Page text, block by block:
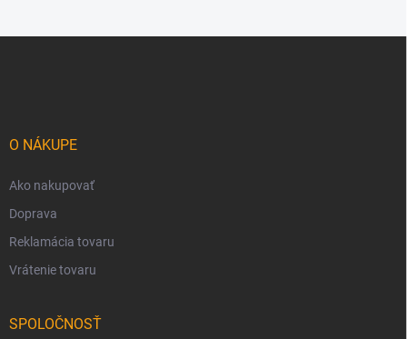
O NÁKUPE
Ako nakupovať
Doprava
Reklamácia tovaru
Vrátenie tovaru
SPOLOČNOSŤ